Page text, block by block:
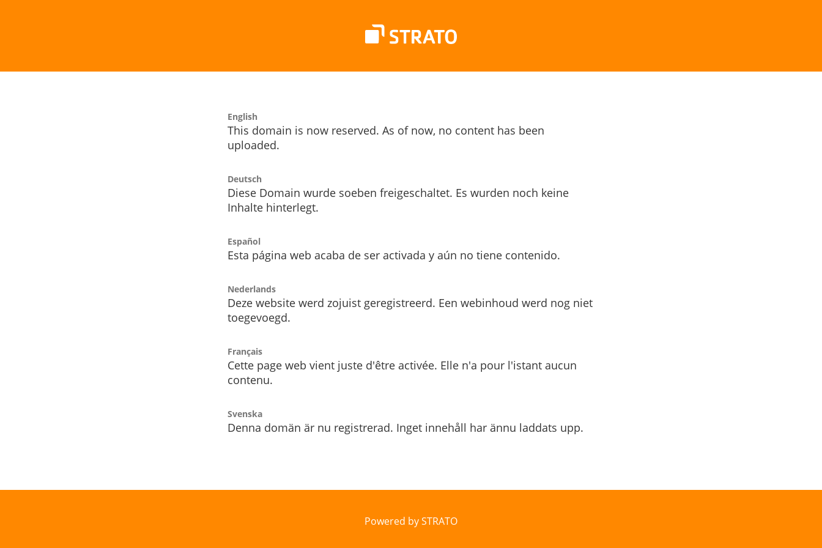
English
This domain is now reserved. As of now, no content has been
uploaded.
Deutsch
Diese Domain wurde soeben freigeschaltet. Es wurden noch keine
Inhalte hinterlegt.
Español
Esta página web acaba de ser activada y aún no tiene contenido.
Nederlands
Deze website werd zojuist geregistreerd. Een webinhoud werd nog niet
toegevoegd.
Français
Cette page web vient juste d'être activée. Elle n'a pour l'istant aucun
contenu.
Svenska
Denna domän är nu registrerad. Inget innehåll har ännu laddats upp.
Powered by STRATO